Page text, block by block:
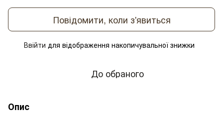
Повідомити, коли з'явиться
Ввійти для відображення накопичувальної знижки
До обраного
Опис